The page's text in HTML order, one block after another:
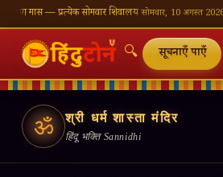
शिवालय दर्शन का महत्व🌸 गणेश चतुर्थी — भाद्रपद
सोमवार, 10 अगस्त
🔍 सूचनाएँ पाएँ
ॐ श्री धर्म शास्ता मंदिर
हिंदू भक्ति Sannidhi